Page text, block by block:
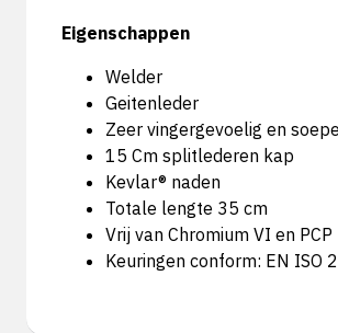
Eigenschappen
Welder
Geitenleder
Zeer vingergevoelig en
15 Cm splitlederen kap
Kevlar® naden
Totale lengte 35 cm
Vrij van Chromium VI en PCP
Keuringen conform: EN